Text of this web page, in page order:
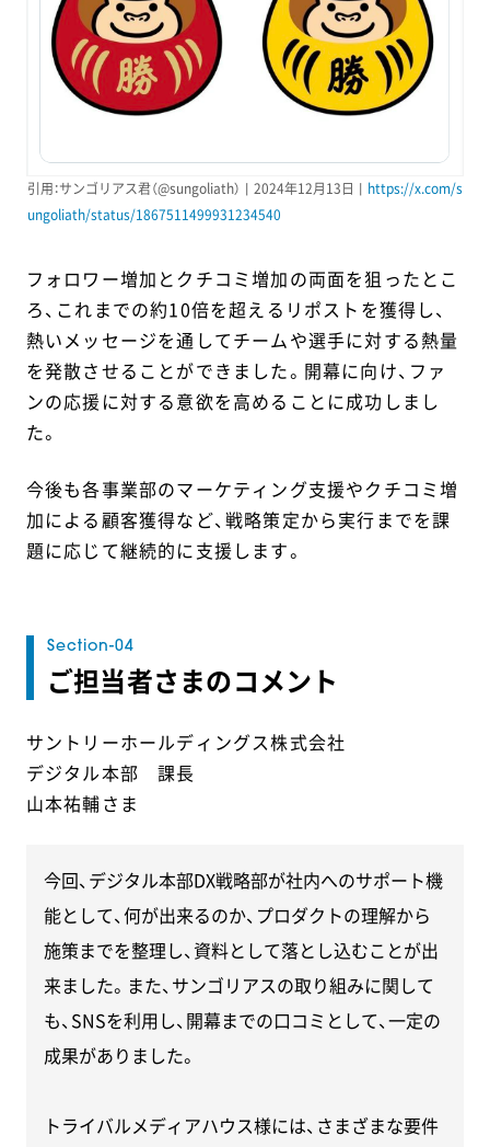
引用：サンゴリアス君（@sungoliath）丨2024年12月13日丨 https://x.com/s
ungoliath/status/1867511499931234540
フォロワー増加とクチコミ増加の両面を狙ったとこ
ろ、これまでの約10倍を超えるリポストを獲得し、
熱いメッセージを通してチームや選手に対する熱量
を発散させることができました。開幕に向け、ファ
ンの応援に対する意欲を高めることに成功しまし
た。
今後も各事業部のマーケティング支援やクチコミ増
加による顧客獲得など、戦略策定から実行までを課
題に応じて継続的に支援します。
ご担当者さまのコメント
サントリーホールディングス株式会社
デジタル本部 課長
山本祐輔さま
今回、デジタル本部DX戦略部が社内へのサポート機
能として、何が出来るのか、プロダクトの理解から
施策までを整理し、資料として落とし込むことが出
来ました。また、サンゴリアスの取り組みに関して
も、SNSを利用し、開幕までの口コミとして、一定の
成果がありました。
トライバルメディアハウス様には、さまざまな要件